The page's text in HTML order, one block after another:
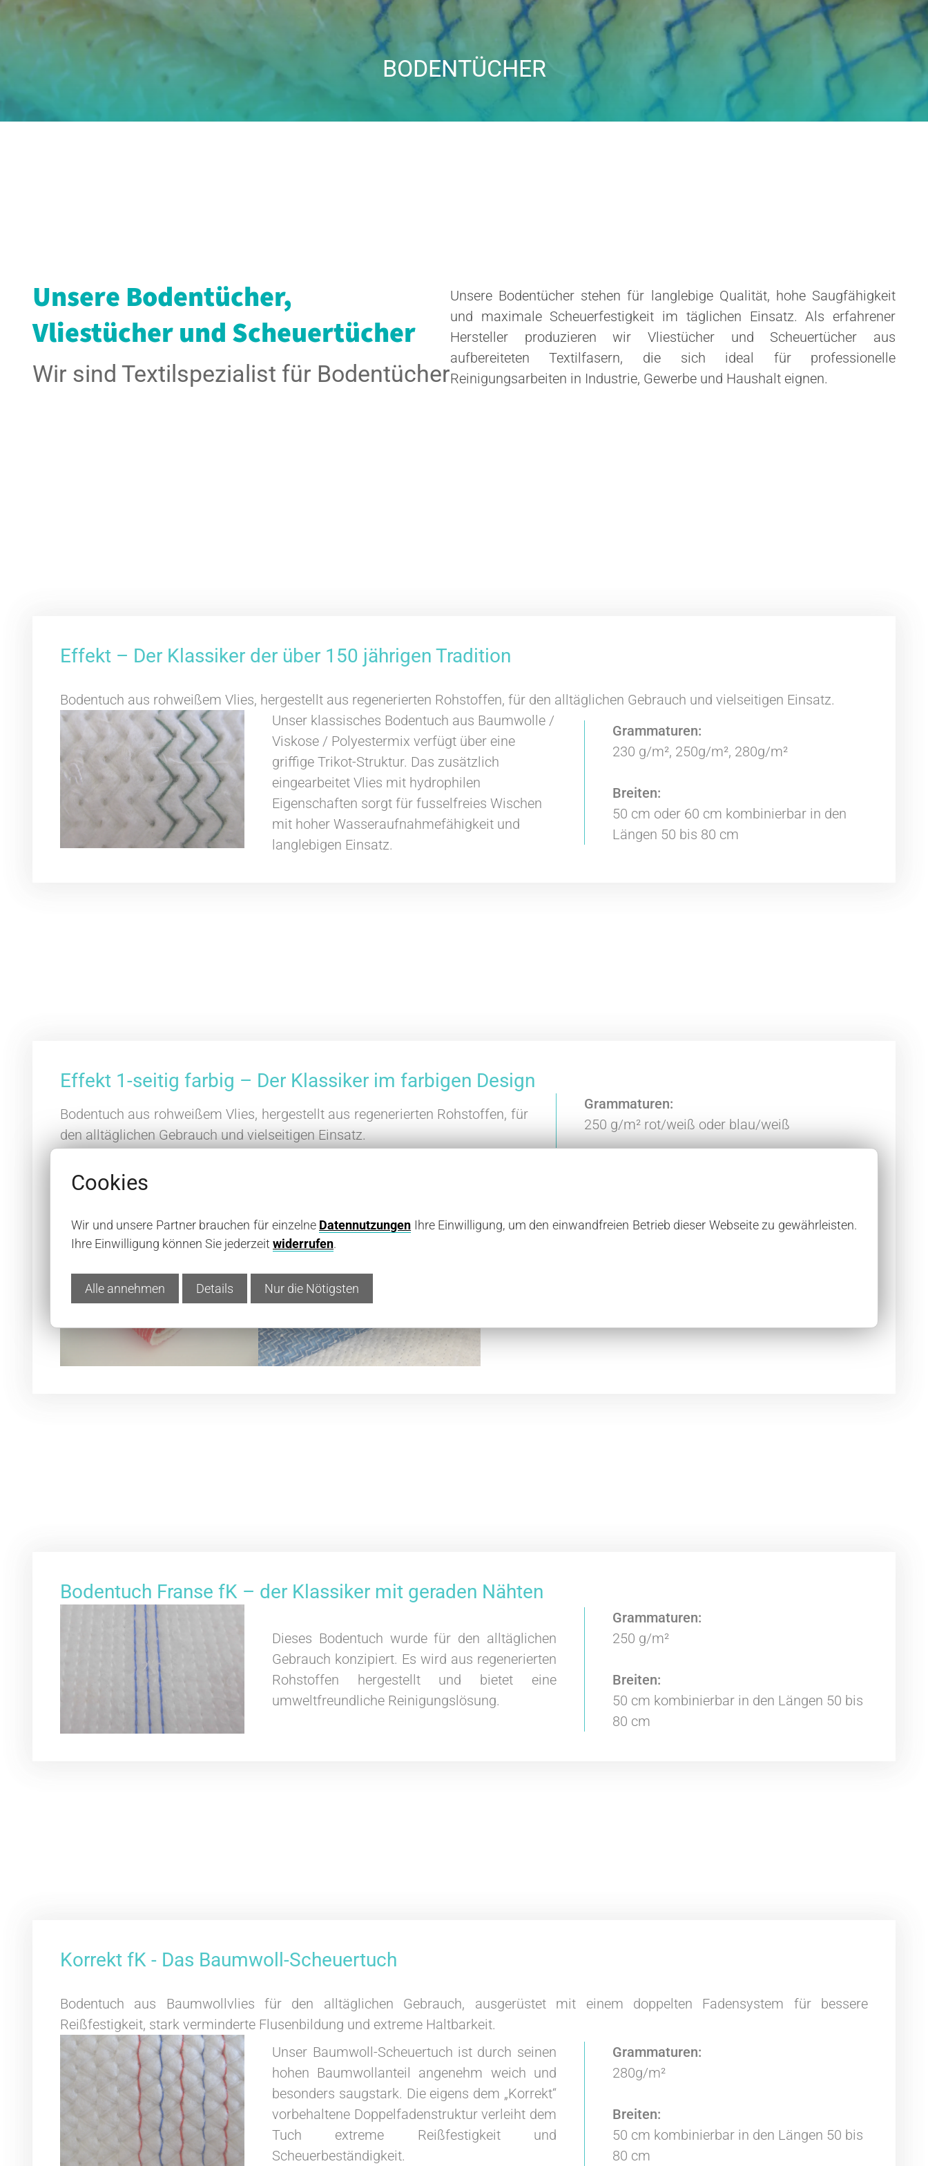
BODENTÜCHER
Unsere Bodentücher,
Vliestücher und Scheuertücher
Wir sind Textilspezialist für Bodentücher
Unsere Bodentücher stehen für langlebige Qualität, hohe Saugfähigkeit
und maximale Scheuerfestigkeit im täglichen Einsatz. Als erfahrener
Hersteller produzieren wir Vliestücher und Scheuertücher aus
aufbereiteten Textilfasern, die sich ideal für professionelle
Reinigungsarbeiten in Industrie, Gewerbe und Haushalt eignen.
Effekt – Der Klassiker der über 150 jährigen Tradition
Bodentuch aus rohweißem Vlies, hergestellt aus regenerierten Rohstoffen, für den alltäglichen Gebrauch und vielseitigen Einsatz.
Unser klassisches Bodentuch aus Baumwolle /
Viskose / Polyestermix verfügt über eine
griffige Trikot-Struktur. Das zusätzlich
eingearbeitet Vlies mit hydrophilen
Eigenschaften sorgt für fusselfreies Wischen
mit hoher Wasseraufnahmefähigkeit und
langlebigen Einsatz.
Grammaturen:
230 g/m², 250g/m², 280g/m²
Breiten:
50 cm oder 60 cm kombinierbar in den
Längen 50 bis 80 cm
Effekt 1-seitig farbig – Der Klassiker im farbigen Design
Bodentuch aus rohweißem Vlies, hergestellt aus regenerierten Rohstoffen, für
den alltäglichen Gebrauch und vielseitigen Einsatz.
Unser Klassiker jetzt auch in Farbe! Zur Unterscheidung verschiedener
Grammaturen:
250 g/m² rot/weiß oder blau/weiß
Bodentuch Franse fK – der Klassiker mit geraden Nähten
Dieses Bodentuch wurde für den alltäglichen
Gebrauch konzipiert. Es wird aus regenerierten
Rohstoffen hergestellt und bietet eine
umweltfreundliche Reinigungslösung.
Grammaturen:
250 g/m²
Breiten:
50 cm kombinierbar in den Längen 50 bis
80 cm
Korrekt fK - Das Baumwoll-Scheuertuch
Bodentuch aus Baumwollvlies für den alltäglichen Gebrauch, ausgerüstet mit einem doppelten Fadensystem für bessere
Reißfestigkeit, stark verminderte Flusenbildung und extreme Haltbarkeit.
Unser Baumwoll-Scheuertuch ist durch seinen
hohen Baumwollanteil angenehm weich und
besonders saugstark. Die eigens dem „Korrekt“
vorbehaltene Doppelfadenstruktur verleiht dem
Tuch extreme Reißfestigkeit und
Scheuerbeständigkeit.
Grammaturen:
280g/m²
Breiten:
50 cm kombinierbar in den Längen 50 bis
80 cm
Cookies
Wir und unsere Partner brauchen für einzelne Datennutzungen Ihre Einwilligung, um den einwandfreien Betrieb dieser Webseite zu gewährleisten.
Ihre Einwilligung können Sie jederzeit widerrufen.
Alle annehmen Details Nur die Nötigsten